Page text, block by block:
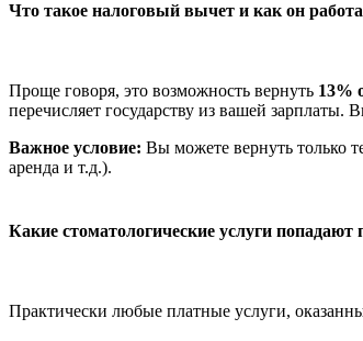
Что такое налоговый вычет и как он
Проще говоря, это возможность вернуть 13%
перечисляет государству из вашей зарплаты.
Важное условие: Вы можете вернуть только
аренда и т.д.).
Какие стоматологические услуги попадают
Практически любые платные услуги,